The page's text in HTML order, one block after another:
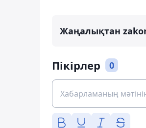
Жаңалықтан
Пікірлер 0